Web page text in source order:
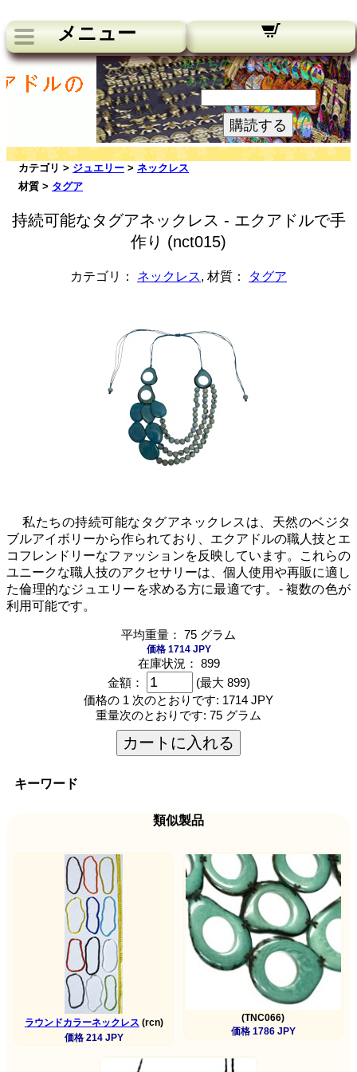
メニュー
私たちのニュースレター：
あなたのメールアドレス:
購読する
カテゴリ > ジュエリー > ネックレス
材質 > タグア
持続可能なタグアネックレス - エクアドルで手
作り (nct015)
カテゴリ： ネックレス, 材質： タグア
私たちの持続可能なタグアネックレスは、天然のベジタ
ブルアイボリーから作られており、エクアドルの職人技とエ
コフレンドリーなファッションを反映しています。これらの
ユニークな職人技のアクセサリーは、個人使用や再販に適し
た倫理的なジュエリーを求める方に最適です。- 複数の色が
利用可能です。
平均重量： 75 グラム
価格 1714 JPY
在庫状況： 899
金額：
(最大 899)
価格の 1 次のとおりです: 1714 JPY
重量次のとおりです: 75 グラム
カートに入れる
キーワード
類似製品
ラウンドカラーネックレス (rcn)
価格 214 JPY
(TNC066)
価格 1786 JPY